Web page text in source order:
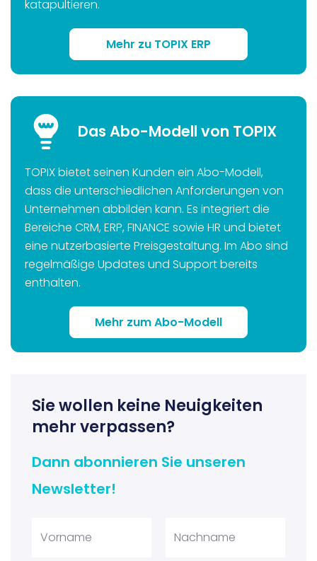
katapultieren.
Mehr zu TOPIX ERP
Das Abo-Modell von TOPIX
TOPIX bietet seinen Kunden ein Abo-Modell,
dass die unterschiedlichen Anforderungen von
Unternehmen abbilden kann. Es integriert die
Bereiche CRM, ERP, FINANCE sowie HR und bietet
eine nutzerbasierte Preisgestaltung. Im Abo sind
regelmäßige Updates und Support bereits
enthalten.
Mehr zum Abo-Modell
Sie wollen keine Neuigkeiten
mehr verpassen?
Dann abonnieren Sie unseren
Newsletter!